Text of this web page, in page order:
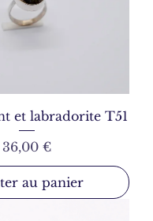
et labradorite T51
Prix
36,00 €
au panier